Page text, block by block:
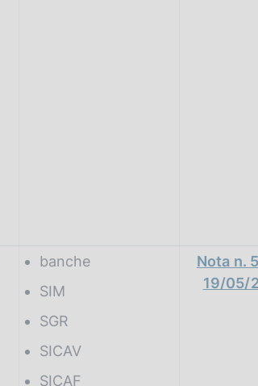
banche
SIM
SGR
SICAV
SICAF
Nota n.
19/05/